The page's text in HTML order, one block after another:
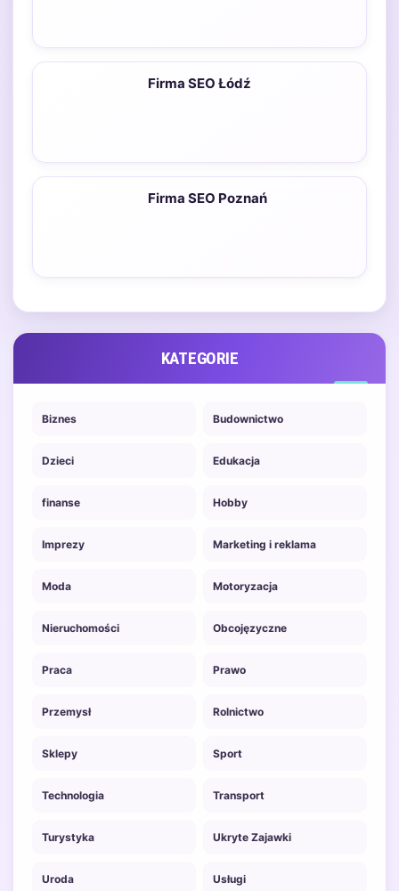
Firma SEO Łódź
Firma SEO Poznań
KATEGORIE
Biznes Budownictwo
Dzieci Edukacja
finanse Hobby
Imprezy Marketing i reklama
Moda Motoryzacja
Nieruchomości Obcojęzyczne
Praca Prawo
Przemysł Rolnictwo
Sklepy Sport
Technologia Transport
Turystyka Ukryte Zajawki
Uroda Usługi